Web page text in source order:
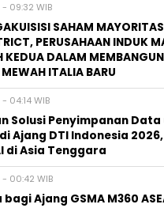
09:32 WIB
SAHAM
PERUSAHAAN INDUK
KEDUA DALAM MEMBANGUN
ITALIA BARU
04:14 WIB
Solusi Penyimpanan
Ajang DTI Indonesia
di Asia Tenggara
00:42 WIB
Ajang GSMA M360